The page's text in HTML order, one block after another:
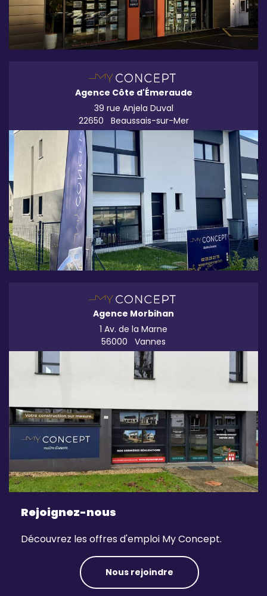
Agence Côte d'Émeraude
39 rue Anjela Duval
22650
Beaussais-sur-Mer
Agence Morbihan
1 Av. de la Marne
56000
Vannes
Rejoignez-nous
Découvrez les offres d'emploi My Concept.
Nous rejoindre